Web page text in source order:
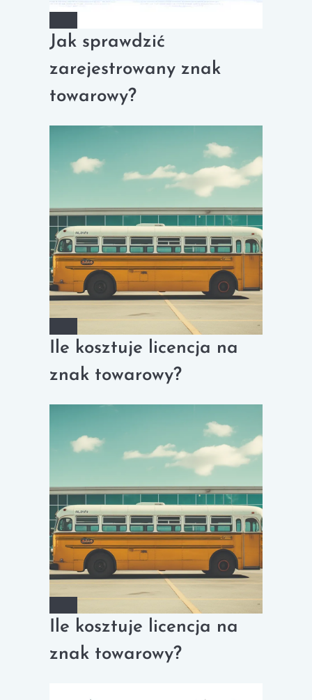
Jak sprawdzić
zarejestrowany znak
towarowy?
Ile kosztuje licencja na
znak towarowy?
Ile kosztuje licencja na
znak towarowy?